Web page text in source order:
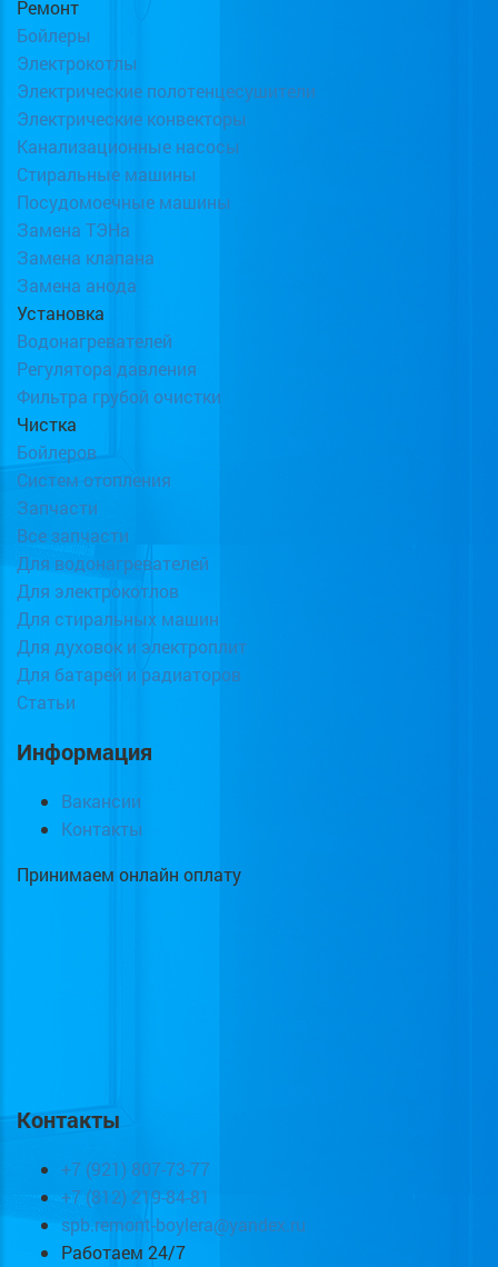
Ремонт
Бойлеры
Электрокотлы
Электрические полотенцесушители
Электрические конвекторы
Канализационные насосы
Стиральные машины
Посудомоечные машины
Замена ТЭНа
Замена клапана
Замена анода
Установка
Водонагревателей
Регулятора давления
Фильтра грубой очистки
Чистка
Бойлеров
Систем отопления
Запчасти
Все запчасти
Для водонагревателей
Для электрокотлов
Для стиральных машин
Для духовок и электроплит
Для батарей и радиаторов
Статьи
Информация
Вакансии
Контакты
Принимаем онлайн оплату
Контакты
+7 (921) 807-73-77
+7 (812) 219-84-81
spb.remont-boylera@yandex.ru
Работаем 24/7